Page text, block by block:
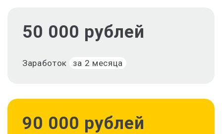
50 000 рублей
Заработок за 2 месяца
90 000 рублей